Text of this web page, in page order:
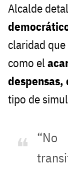
Alcalde
claridad
como el
despensas,
tipo de